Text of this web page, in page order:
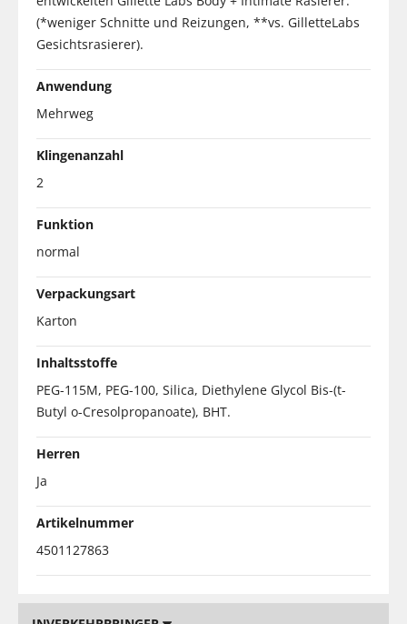
(*weniger Schnitte und Reizungen, **vs. GilletteLabs
Gesichtsrasierer).
Anwendung
Mehrweg
Klingenanzahl
2
Funktion
normal
Verpackungsart
Karton
Inhaltsstoffe
PEG-115M, PEG-100, Silica, Diethylene Glycol Bis-(t-
Butyl o-Cresolpropanoate), BHT.
Herren
Ja
Artikelnummer
4501127863